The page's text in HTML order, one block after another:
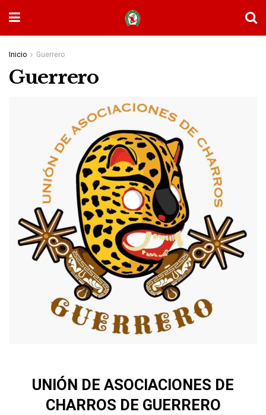
Inicio Guerrero
Guerrero
UNIÓN DE ASOCIACIONES DE
CHARROS DE GUERRERO